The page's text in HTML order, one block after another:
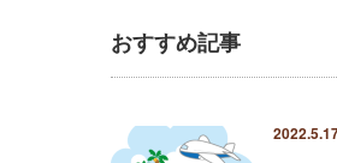
おすすめ記事